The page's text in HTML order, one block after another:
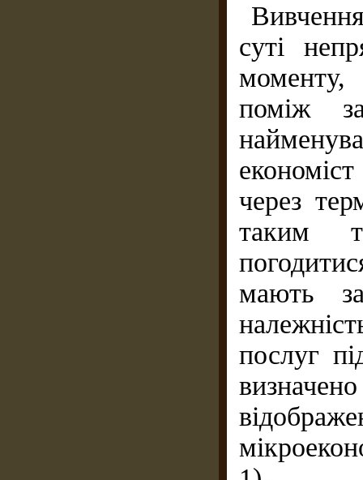
суті
моменту,
поміж
через
таким
мають
послуг